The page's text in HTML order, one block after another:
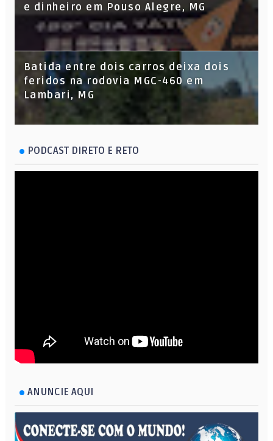
e dinheiro em Pouso Alegre, MG
Batida entre dois carros deixa dois
feridos na rodovia MGC-460 em
Lambari, MG
PODCAST DIRETO E RETO
ANUNCIE AQUI